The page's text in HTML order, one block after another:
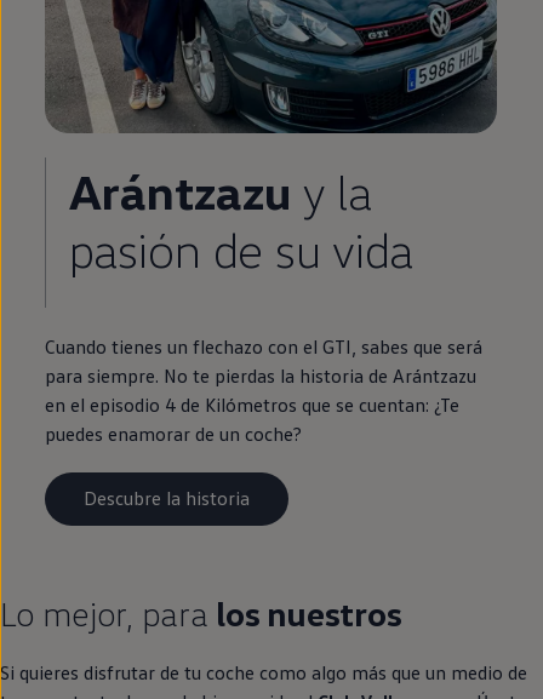
Arántzazu y la
pasión de su vida
Cuando tienes un flechazo con el GTI , sabes que será
para siempre. No te pierdas la historia de Arántzazu
en el episodio 4 de Kilómetros que se cuentan: ¿Te
puedes enamorar de un coche?
Descubre la historia
Lo mejor, para los nuestros
Si quieres disfrutar de tu coche como algo más que un medio de